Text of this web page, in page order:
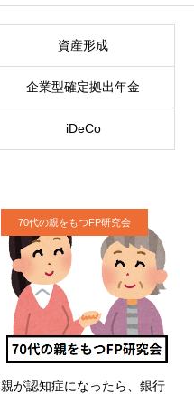
資産形成
企業型確定拠出年金
iDeCo
70代の親をもつFP研究会
親が認知症になったら、銀行